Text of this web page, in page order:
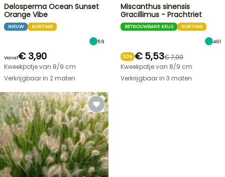
Delosperma Ocean Sunset
Orange Vibe
NIEUW KORTING
59
Vanaf€ 3,90
Kweekpotje van 8/9 cm
Verkrijgbaar in 2 maten
Miscanthus sinensis
Gracillimus - Prachtriet
BETROUWBARE KEUS KORTING
461
30% € 5,53€ 7,90
Kweekpotje van 8/9 cm
Verkrijgbaar in 3 maten